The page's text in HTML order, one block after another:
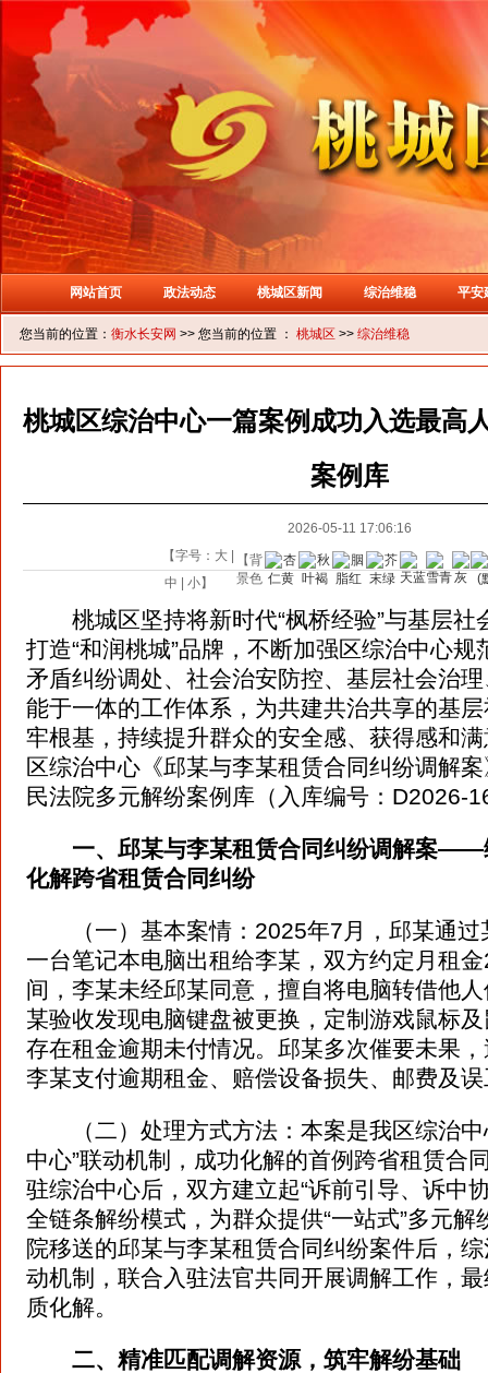
网站首页 政法动态 桃城区新闻 综治维稳 平安
您当前的位置： 衡水长安网 >> 您当前的位置 ： 桃城区 >> 综治维稳
桃城区综治中心一篇案例成功入选最高
案例库
2026-05-11 17:06:16
【字号： 大
中
|小】
【背
景色
桃城区坚持将新时代“枫桥经验”与基层社
打造“和润桃城”品牌，不断加强区综治中心规
矛盾纠纷调处、社会治安防控、基层社会治
能于一体的工作体系，为共建共治共享的基
牢根基，持续提升群众的安全感、获得感和
区综治中心《邱某与李某租赁合同纠纷调解
民法院多元解纷案例库（入库编号：D2026-
一、邱某与李某租赁合同纠纷调解案——
化解跨省租赁合同纠纷
（一）基本案情：2025年7月，邱某通过
一台笔记本电脑出租给李某，双方约定月租
间，李某未经邱某同意，擅自将电脑转借他
某验收发现电脑键盘被更换，定制游戏鼠标
存在租金逾期未付情况。邱某多次催要未果
李某支付逾期租金、赔偿设备损失、邮费及
（二）处理方式方法：本案是我区综治中
中心”联动机制，成功化解的首例跨省租赁合
驻综治中心后，双方建立起“诉前引导、诉中
全链条解纷模式，为群众提供“一站式”多元解
院移送的邱某与李某租赁合同纠纷案件后，
动机制，联合入驻法官共同开展调解工作，
质化解。
二、精准匹配调解资源，筑牢解纷基础